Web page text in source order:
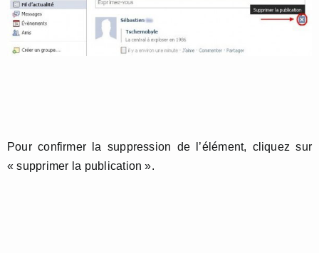
Pour confirmer la suppression de l’élément, cliquez sur
« supprimer la publication ».